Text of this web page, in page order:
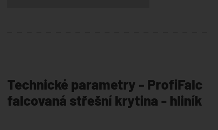
Technické parametry - ProfiFalc
falcovaná střešní krytina - hliník